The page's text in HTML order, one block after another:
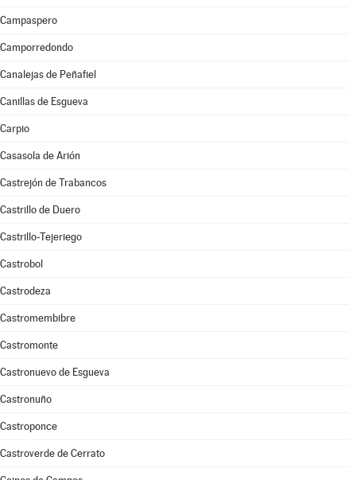
Campaspero
Camporredondo
Canalejas de Peñafiel
Canillas de Esgueva
Carpio
Casasola de Arión
Castrejón de Trabancos
Castrillo de Duero
Castrillo-Tejeriego
Castrobol
Castrodeza
Castromembibre
Castromonte
Castronuevo de Esgueva
Castronuño
Castroponce
Castroverde de Cerrato